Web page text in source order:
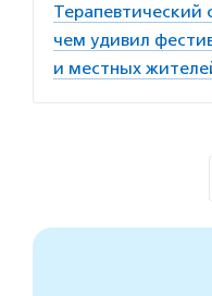
Терапевтический
чем удивил
и местных